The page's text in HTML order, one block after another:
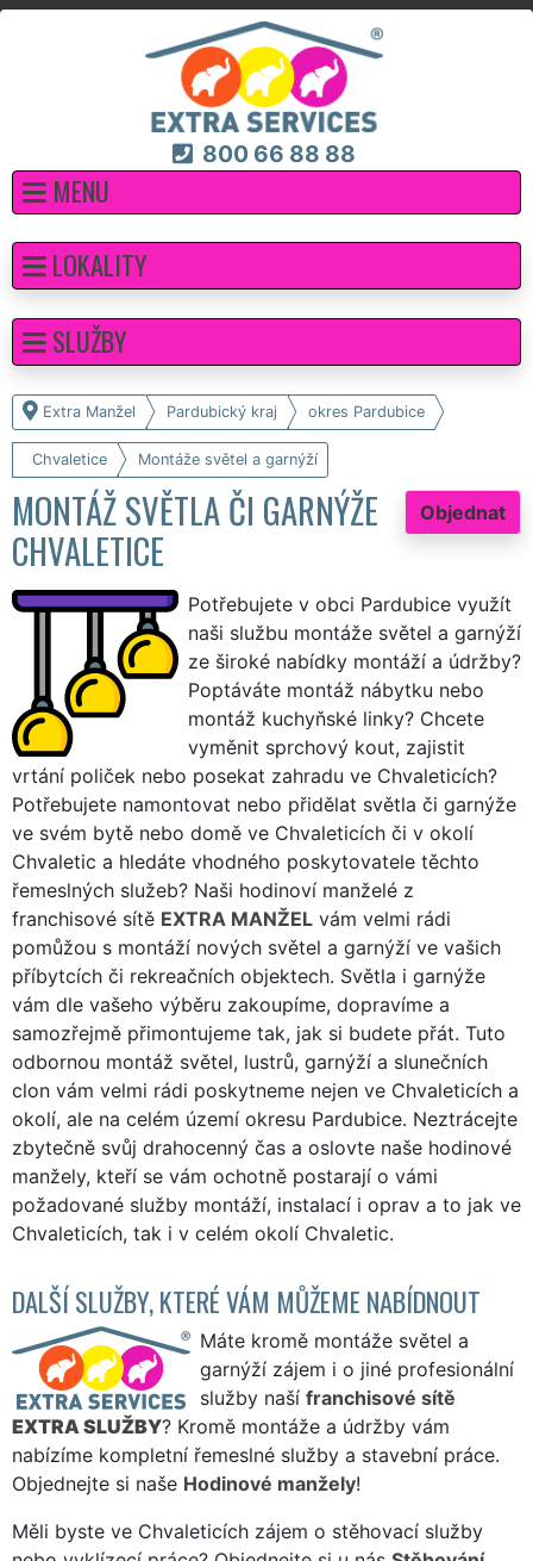
800 66 88 88
MENU
Extra Manžel Pardubický kraj okres Pardubice
Chvaletice Montáže světel a garnýží
Objednat
MONTÁŽ SVĚTLA ČI GARNÝŽE
CHVALETICE
Potřebujete v obci Pardubice využít
naši službu montáže světel a garnýží
ze široké nabídky montáží a údržby?
Poptáváte montáž nábytku nebo
montáž kuchyňské linky? Chcete
vyměnit sprchový kout, zajistit
vrtání poliček nebo posekat zahradu ve Chvaleticích?
Potřebujete namontovat nebo přidělat světla či garnýže
ve svém bytě nebo domě ve Chvaleticích či v okolí
Chvaletic a hledáte vhodného poskytovatele těchto
řemeslných služeb? Naši hodinoví manželé z
franchisové sítě EXTRA MANŽEL vám velmi rádi
pomůžou s montáží nových světel a garnýží ve vašich
příbytcích či rekreačních objektech. Světla i garnýže
vám dle vašeho výběru zakoupíme, dopravíme a
samozřejmě přimontujeme tak, jak si budete přát. Tuto
odbornou montáž světel, lustrů, garnýží a slunečních
clon vám velmi rádi poskytneme nejen ve Chvaleticích a
okolí, ale na celém území okresu Pardubice. Neztrácejte
zbytečně svůj drahocenný čas a oslovte naše hodinové
manžely, kteří se vám ochotně postarají o vámi
požadované služby montáží, instalací i oprav a to jak ve
Chvaleticích, tak i v celém okolí Chvaletic.
DALŠÍ SLUŽBY, KTERÉ VÁM MŮŽEME NABÍDNOUT
Máte kromě montáže světel a
garnýží zájem i o jiné profesionální
služby naší franchisové sítě
EXTRA SLUŽBY? Kromě montáže a údržby vám
nabízíme kompletní řemeslné služby a stavební práce.
Objednejte si naše Hodinové manžely!
Měli byste ve Chvaleticích zájem o stěhovací služby
LOKALITY
SLUŽBY